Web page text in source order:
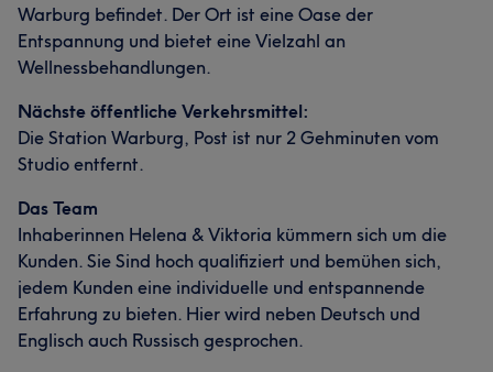
Warburg befindet. Der Ort ist eine Oase der
Entspannung und bietet eine Vielzahl an
Wellnessbehandlungen.
Nächste öffentliche Verkehrsmittel:
Die Station Warburg, Post ist nur 2 Gehminuten vom
Studio entfernt.
Das Team
Inhaberinnen Helena & Viktoria kümmern sich um die
Kunden. Sie Sind hoch qualifiziert und bemühen sich,
jedem Kunden eine individuelle und entspannende
Erfahrung zu bieten. Hier wird neben Deutsch und
Englisch auch Russisch gesprochen.